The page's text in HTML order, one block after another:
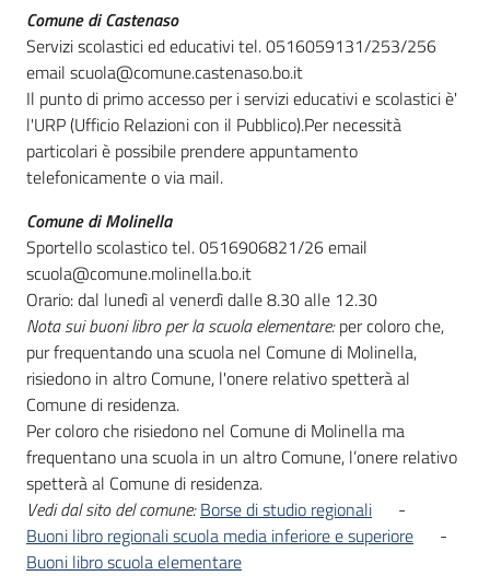
Comune di Castenaso
Servizi scolastici ed educativi tel. 0516059131/253/256
email scuola@comune.castenaso.bo.it
Il punto di primo accesso per i servizi educativi e scolastici è'
l'URP (Ufficio Relazioni con il Pubblico).Per necessità
particolari è possibile prendere appuntamento
telefonicamente o via mail.
Comune di Molinella
Sportello scolastico tel. 0516906821/26 email
scuola@comune.molinella.bo.it
Orario: dal lunedì al venerdì dalle 8.30 alle 12.30
Nota sui buoni libro per la scuola elementare:per coloro che,
pur frequentando una scuola nel Comune di Molinella,
risiedono in altro Comune, l'onere relativo spetterà al
Comune di residenza.
Per coloro che risiedono nel Comune di Molinella ma
frequentano una scuola in un altro Comune, l’onere relativo
spetterà al Comune di residenza.
Vedi dal sito del comune:Borse di studio regionali
-
Buoni libro regionali scuola media inferiore e superiore
-
Buoni libro scuola elementare